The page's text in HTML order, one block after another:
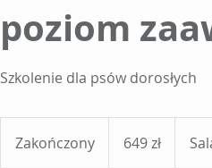
poziom
Szkolenie dla psów dorosłych
Zakończony
polskich
649 zł